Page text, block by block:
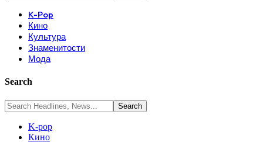
K-Pop
Кино
Культура
Знаменитости
Мода
Search
K-pop
Кино